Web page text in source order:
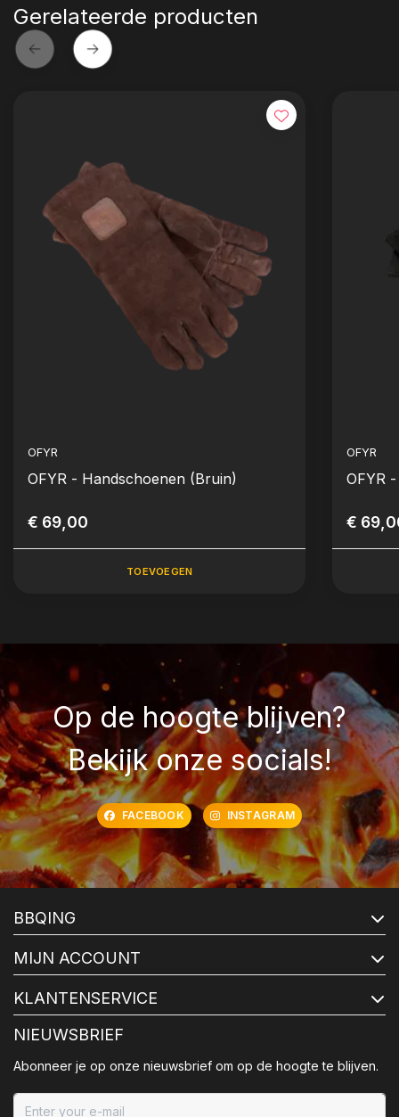
Gerelateerde producten
OFYR
OFYR - Handschoenen (Bruin)
€ 69,00
TOEVOEGEN
OFYR
OFYR
€
Op de hoogte blijven?
Bekijk onze socials!
FACEBOOK INSTAGRAM
BBQING
MIJN ACCOUNT
KLANTENSERVICE
NIEUWSBRIEF
Abonneer je op onze nieuwsbrief om op de hoogte te blijven.